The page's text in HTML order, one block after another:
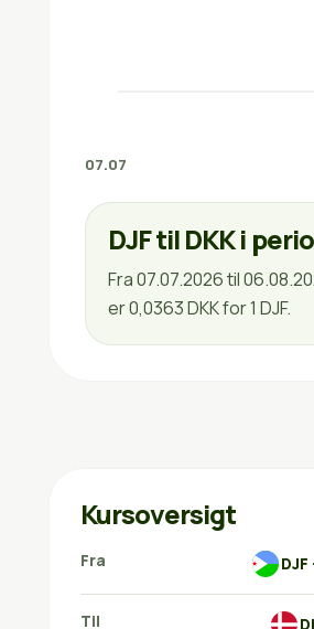
07.07
DJF til DKK i
Fra 07.07.2026 til
er 0,0363 DKK for 1 DJF.
Kursoversigt
Fra
Til